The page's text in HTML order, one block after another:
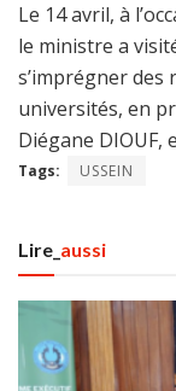
Le 14 avril, à
le ministre a
s’imprégner
universités, en
Diégane DIOUF,
Tags: USSEIN
Lire_ aussi